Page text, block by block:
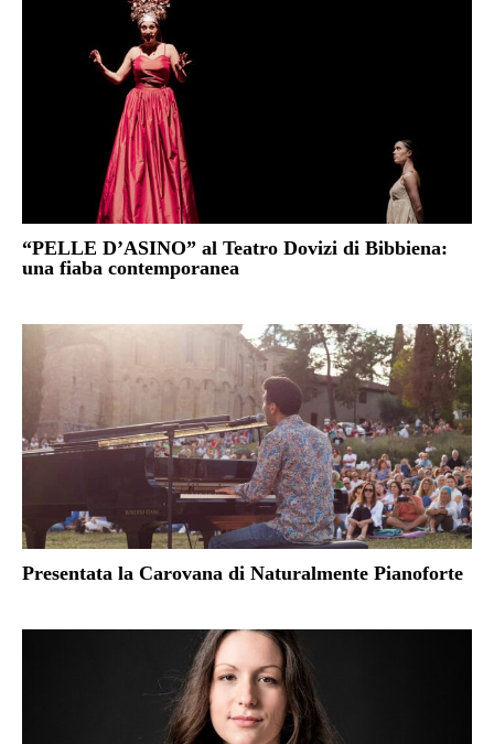
“PELLE D’ASINO” al Teatro Dovizi di Bibbiena:
una fiaba contemporanea
Presentata la Carovana di Naturalmente Pianoforte